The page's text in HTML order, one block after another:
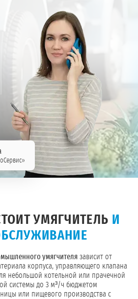
УМЯГЧИТЕЛЬ И
умягчителя зависит от
корпуса, управляющего клапана
небольшой котельной или прачечной
системы до 3 м³/ч бюджетом
или пищевого производства с